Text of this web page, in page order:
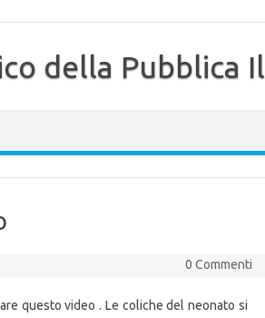
della Pubblica
0 Commenti
questo video . Le coliche del neonato si